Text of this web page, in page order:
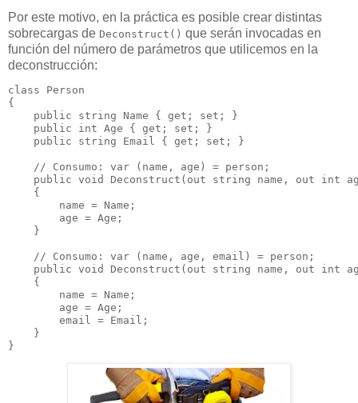
Por este motivo, en la práctica es posible crear distintas
sobrecargas de Deconstruct() que serán invocadas en
función del número de parámetros que utilicemos en la
deconstrucción:
class Person
{
    public string Name { get; set; }
    public int Age { get; set; }
    public string Email { get; set; }
    // Consumo: var (name, age) = person;
public void Deconstruct(out string name, out int
    {
        name = Name;
        age = Age;
    }
    // Consumo: var (name, age, email) = person;
public void Deconstruct(out string name, out int
    {
        name = Name;
        age = Age;
        email = Email;
    }
}